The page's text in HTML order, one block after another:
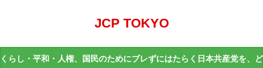
JCP TOKYO
くらし・平和・人権、国民のためにブレずにはたらく日本共産党を、